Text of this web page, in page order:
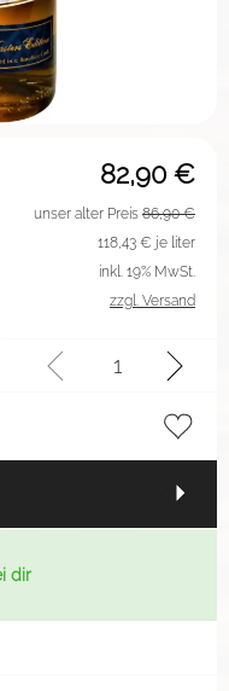
82,90 €
unser alter Preis 86,90 €
118,43 € je liter
inkl. 19% MwSt.
zzgl. Versand
dir